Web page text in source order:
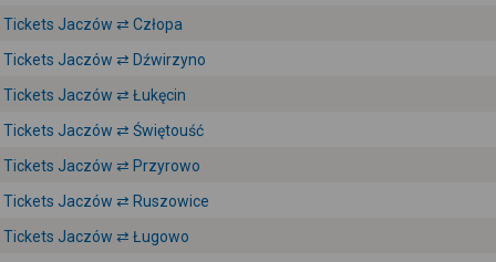
Tickets Jaczów ⇄ Człopa
Tickets Jaczów ⇄ Dźwirzyno
Tickets Jaczów ⇄ Łukęcin
Tickets Jaczów ⇄ Świętouść
Tickets Jaczów ⇄ Przyrowo
Tickets Jaczów ⇄ Ruszowice
Tickets Jaczów ⇄ Ługowo